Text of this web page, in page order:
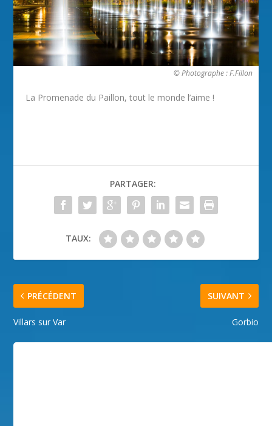
© Photographe : F.Fillon
La Promenade du Paillon, tout le monde l’aime !
PARTAGER:
TAUX:
PRÉCÉDENT
Villars sur Var
SUIVANT
Gorbio